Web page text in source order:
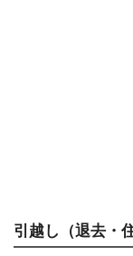
引越し（退去・